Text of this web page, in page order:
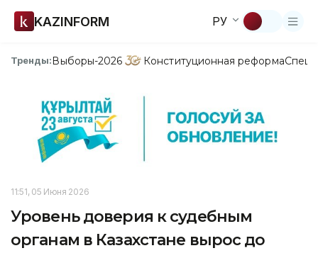
KAZINFORM РУ
Тренды:Выборы-2026 Конституционная реформа
11:51, 05 Июня 2026
Уровень доверия к судебным
органам в Казахстане вырос до